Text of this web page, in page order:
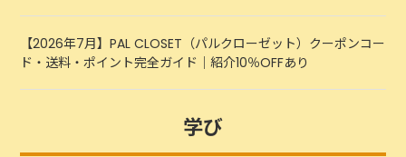
【2026年7月】PAL CLOSET（パルクローゼット）クーポンコー
ド・送料・ポイント完全ガイド｜紹介10％OFFあり
学び